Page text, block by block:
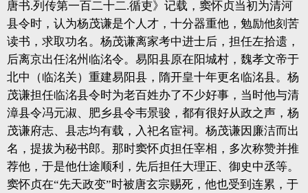
唐书.列传第一百二十二.循吏》记载，窦怀贞当初为清河
县令时，认为杨茂谦是个人才，十分器重他，勉励他刻苦
读书，求取功名。杨茂谦离家考中进士后，担任左拾遗，
后离京出任洺州临洺令。易阳县原在阳城村，魏孝文帝于
北中（临洺关）重建易阳县，隋开皇十年更名临洺县。杨
茂谦担任临洺县令时为老百姓办了不少好事，当时他与清
漳县令冯元淑、肥乡县令韦景骏，都有很好从政之声，杨
茂谦府志、县志均有载，入祀名宦祠。杨茂谦因廉洁而出
名，提拔为秘书郎。那时窦怀贞担任宰相，多次称赞并推
荐他，于是他仕途顺利，先后担任大理正、御史中丞等。
窦怀贞在“先天政变”时被唐玄宗赐死，他也受到连累，于